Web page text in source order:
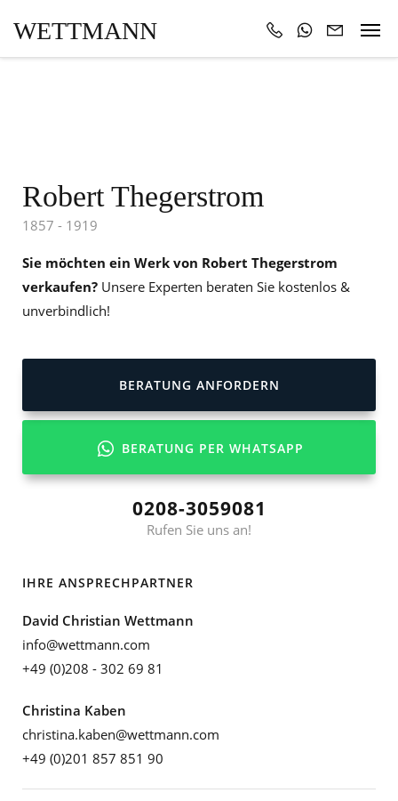
WETTMANN
Robert Thegerstrom
1857 - 1919
Sie möchten ein Werk von Robert Thegerstrom
verkaufen? Unsere Experten beraten Sie kostenlos &
unverbindlich!
BERATUNG ANFORDERN
BERATUNG PER WHATSAPP
0208-3059081
Rufen Sie uns an!
IHRE ANSPRECHPARTNER
David Christian Wettmann
info@wettmann.com
+49 (0)208 - 302 69 81
Christina Kaben
christina.kaben@wettmann.com
+49 (0)201 857 851 90